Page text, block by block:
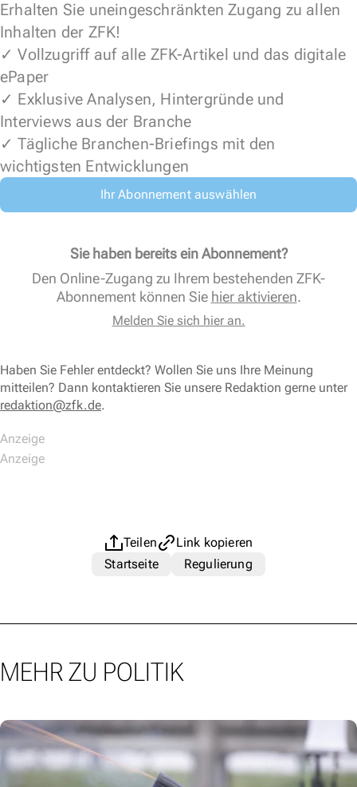
Erhalten Sie uneingeschränkten Zugang zu allen
Inhalten der ZFK!
✓ Vollzugriff auf alle ZFK-Artikel und das digitale
ePaper
✓ Exklusive Analysen, Hintergründe und
Interviews aus der Branche
✓ Tägliche Branchen-Briefings mit den
wichtigsten Entwicklungen
Ihr Abonnement auswählen
Sie haben bereits ein Abonnement?
Den Online-Zugang zu Ihrem bestehenden ZFK-
Abonnement können Sie hier aktivieren.
Melden Sie sich hier an.
Haben Sie Fehler entdeckt? Wollen Sie uns Ihre Meinung
mitteilen? Dann kontaktieren Sie unsere Redaktion gerne unter
redaktion@zfk.de.
Teilen
Link kopieren
Startseite
Regulierung
MEHR ZU POLITIK